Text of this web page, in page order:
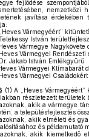
fejlődése
nemzetközi
javítása érdekében
„Heves Vármegyéért”
István
Vármegye Nagykövete
Heves Vármegyei Rendészeti
Dr. Jakab István Emlékgyűrű
Vármegyei Klímabarát
Heves Vármegyei
(1) A „Heves
részletezett területek
akik a vármegye
a településfejlesztés
akik elméleti és
és
azoknak, akik kiemelkedő